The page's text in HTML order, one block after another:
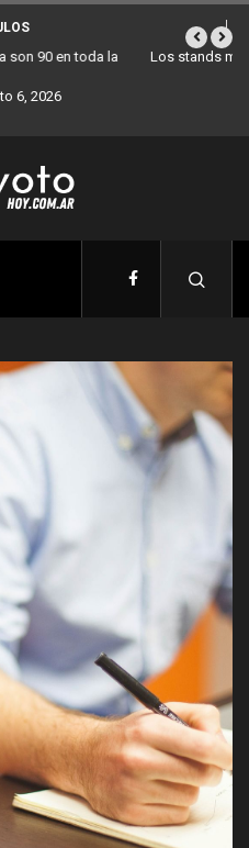
esta semana a Villa Devoto
6, 2026